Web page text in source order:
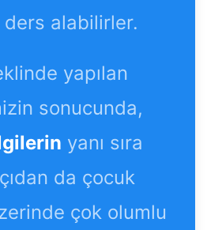
alabilirler.
yapılan
sonucunda,
yanı sıra
da çocuk
çok olumlu